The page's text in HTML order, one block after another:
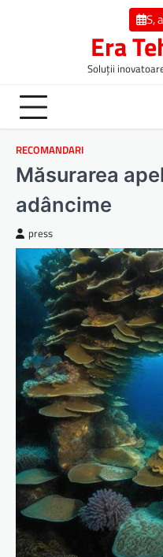
S,
Era
Soluții
RECOMANDARI
Măsurarea
adâncime
press